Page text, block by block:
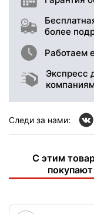
более
Работаем
Экспресс
Следи за нами:
С этим
покупают